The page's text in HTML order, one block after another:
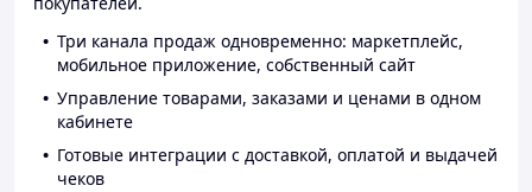
Три канала продаж одновременно: маркетплейс,
мобильное приложение, собственный сайт
Управление товарами, заказами и ценами в одном
кабинете
Готовые интеграции с доставкой, оплатой и выдачей
чеков